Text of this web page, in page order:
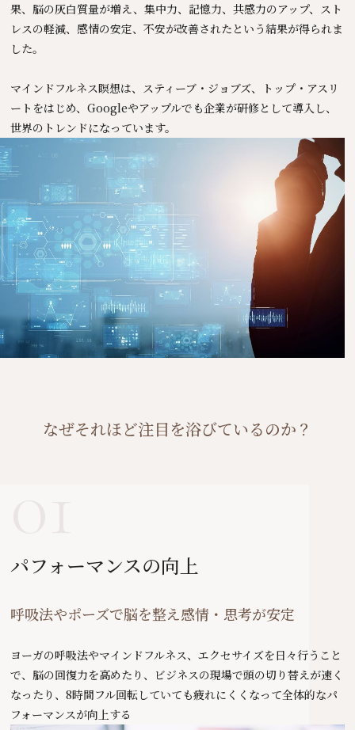
果、脳の灰白質量が増え、集中力、記憶力、共感力のアップ、スト
レスの軽減、感情の安定、不安が改善された という結果が得られま
した。
マインドフルネス瞑想は、 スティーブ・ジョブズ、トップ・アスリ
ートをはじめ、Googleやアップルでも企業が研修として導入し、
世界のトレンドになっています。
なぜそれほど注目を浴びているのか？
パフォーマンスの向上
呼吸法やポーズで脳を整え感情・思考が安定
ヨーガの呼吸法やマインドフルネス、エクセサイズを日々行うこと
で、脳の回復力を高めたり、ビジネスの現場で頭の切り替えが速く
なったり、8時間フル回転していても疲れにくくなって全体的なパ
フォーマンスが向上する